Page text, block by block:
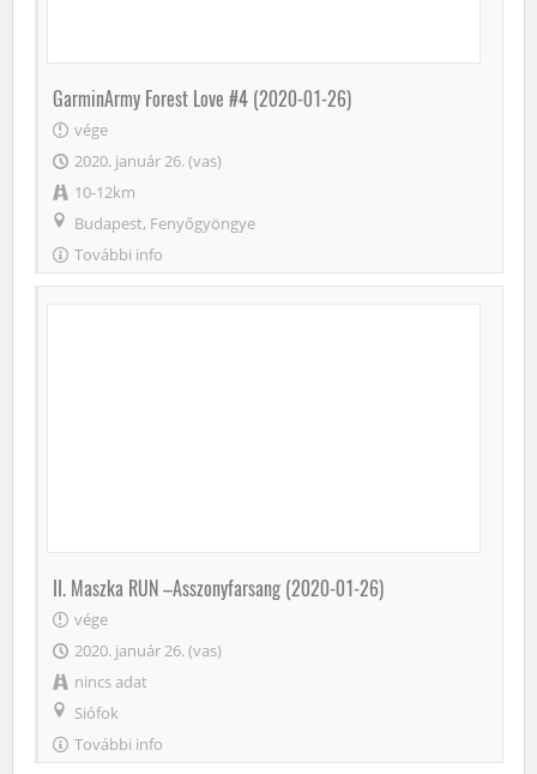
GarminArmy Forest Love #4 (2020-01-26)
vége
2020. január 26. (vas)
10-12km
Budapest, Fenyőgyöngye
További info
II. Maszka RUN –Asszonyfarsang (2020-01-26)
vége
2020. január 26. (vas)
nincs adat
Siófok
További info